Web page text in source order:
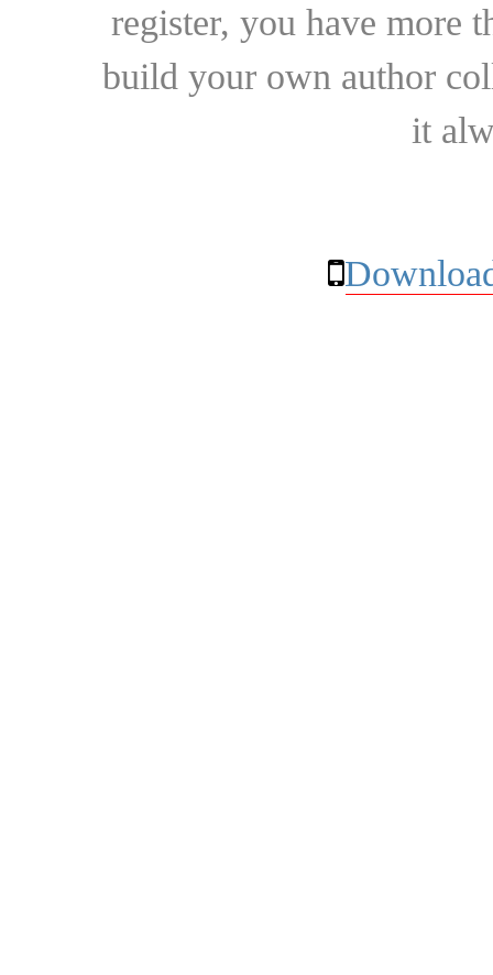
register, you have more
build your own author
it